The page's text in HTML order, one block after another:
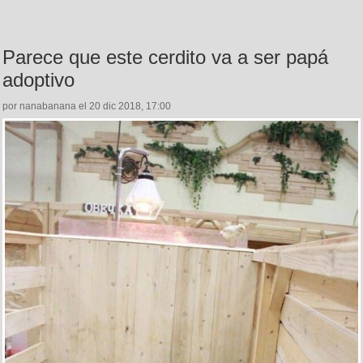
Parece que este cerdito va a ser papá
adoptivo
por nanabanana el 20 dic 2018, 17:00